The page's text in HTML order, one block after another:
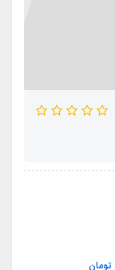
تومان